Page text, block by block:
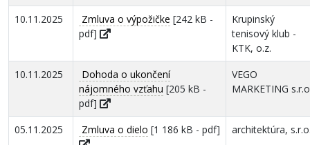
10.11.2025 Zmluva o výpožičke [242 kB -
pdf]
Krupinský
tenisový klub -
KTK, o.z.
10.11.2025
Dohoda o ukončení
nájomného vzťahu [205 kB -
pdf]
VEGO
MARKETING
05.11.2025 Zmluva o dielo [1 186 kB - pdf] architektúra,